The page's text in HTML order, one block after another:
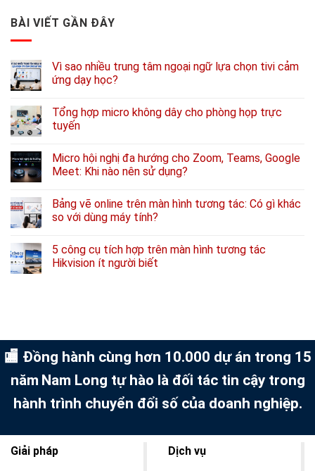
BÀI VIẾT GẦN ĐÂY
Vì sao nhiều trung tâm ngoại ngữ lựa chọn tivi cảm
ứng dạy học?
Tổng hợp micro không dây cho phòng họp trực
tuyến
Micro hội nghị đa hướng cho Zoom, Teams, Google
Meet: Khi nào nên sử dụng?
Bảng vẽ online trên màn hình tương tác: Có gì khác
so với dùng máy tính?
5 công cụ tích hợp trên màn hình tương tác
Hikvision ít người biết
🏬 Đồng hành cùng hơn 10.000 dự án trong 15
năm Nam Long tự hào là đối tác tin cậy trong
hành trình chuyển đổi số của doanh nghiệp.
Giải pháp Dịch vụ